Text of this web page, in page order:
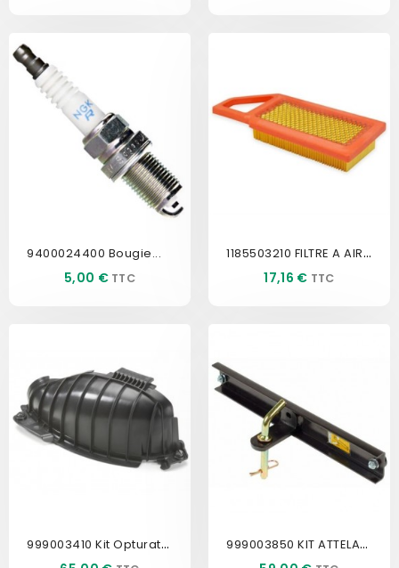
9400024400 Bougie...
Prix
5,00 €
1185503210 FILTRE A AIR SENTAR
Prix
17,16 €
999003410 Kit Opturateur...
999003850 KIT ATTELAGE...